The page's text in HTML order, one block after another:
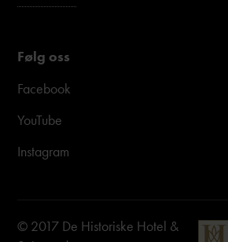
Følg oss
Facebook
YouTube
Instagram
© 2017 De Historiske Hotel &